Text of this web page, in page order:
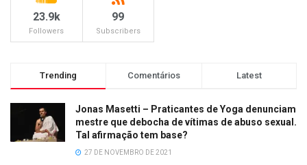
23.9k
Followers
99
Subscribers
Trending Comentários Latest
Jonas Masetti – Praticantes de Yoga denunciam
mestre que debocha de vítimas de abuso sexual.
Tal afirmação tem base?
27 DE NOVEMBRO DE 2021